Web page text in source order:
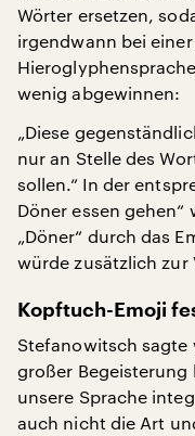
Wörter ersetzen,
irgendwann bei
wenig abgewinnen:
„Diese
nur an Stelle des
sollen.“ In der
Döner essen
„Döner“ durch das
würde zusätzlich
Kopftuch-Emoji
Stefanowitsch sagte
großer
unsere Sprache
auch nicht die Art